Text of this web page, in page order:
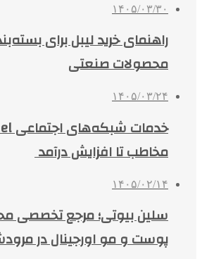
۱۴۰۵/۰۳/۳۰
راهنمای خرید لیبل برای
محصولات صنعتی
۱۴۰۵/۰۳/۲۴
مخاطب تا افزایش درآمد
۱۴۰۵/۰۲/۱۴
سلین بیوتی؛ مرجع تخصصی
پوست و مو اورجینال در